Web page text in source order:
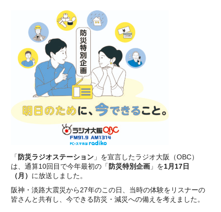
「 防災ラジオステーション 」を宣言したラジオ大阪（OBC）
は、通算10回目で今年最初の「 防災特別企画 」を1月17日
（月） に放送しました。
阪神・淡路大震災から27年のこの日、当時の体験をリスナーの
皆さんと共有し、今できる防災・減災への備えを考えました。